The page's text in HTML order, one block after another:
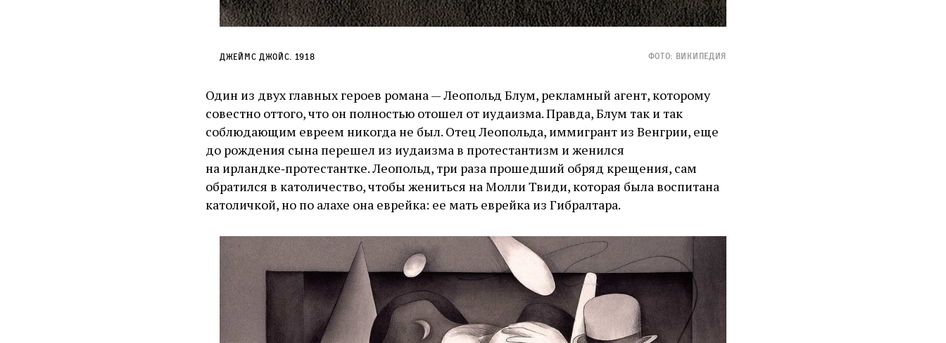
Джеймс Джойс. 1918 Фото: Википедия
Один из двух главных героев романа — Леопольд Блум, рекламный агент, которому
совестно оттого, что он полностью отошел от иудаизма. Правда, Блум так и так
соблюдающим евреем никогда не был. Отец Леопольда, иммигрант из Венгрии, еще
до рождения сына перешел из иудаизма в протестантизм и женился
на ирландке‑протестантке. Леопольд, три раза прошедший обряд крещения, сам
обратился в католичество, чтобы жениться на Молли Твиди, которая была воспитана
католичкой, но по алахе она еврейка: ее мать еврейка из Гибралтара.